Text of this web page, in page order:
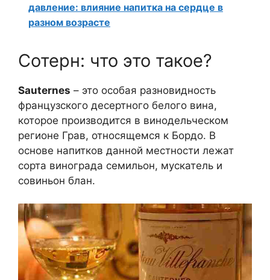
давление: влияние напитка на сердце в
разном возрасте
Сотерн: что это такое?
Sauternes – это особая разновидность
французского десертного белого вина,
которое производится в винодельческом
регионе Грав, относящемся к Бордо. В
основе напитков данной местности лежат
сорта винограда семильон, мускатель и
совиньон блан.